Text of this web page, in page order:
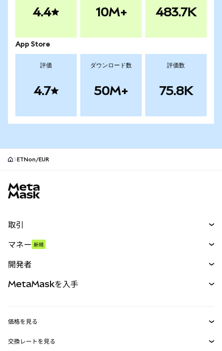
4.4 10M+ 483.7K
App Store
評価
4.7
ダウンロード数
50M+
評価数
75.8K
ETNon/EUR
取引
パーペチュアル
RWA
マネー 新規
開発者
MetaMask Connect
MetaMaskを入手
価格を見る
イーサリアムの価格
交換レートを見る